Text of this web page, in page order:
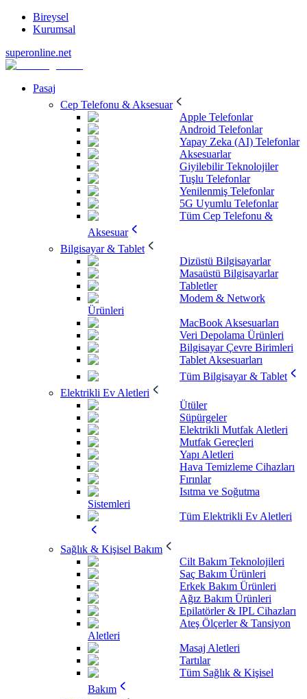
Bireysel
Kurumsal
superonline.net
Pasaj
Cep Telefonu & Aksesuar
Apple Telefonlar
Android Telefonlar
Yapay Zeka (AI) Telefonlar
Aksesuarlar
Giyilebilir Teknolojiler
Tuşlu Telefonlar
Yenilenmiş Telefonlar
5G Uyumlu Telefonlar
Tüm Cep Telefonu &
Aksesuar
Bilgisayar & Tablet
Dizüstü Bilgisayarlar
Masaüstü Bilgisayarlar
Tabletler
Modem & Network
Ürünleri
MacBook Aksesuarları
Veri Depolama Ürünleri
Bilgisayar Çevre Birimleri
Tablet Aksesuarları
Tüm Bilgisayar & Tablet
Elektrikli Ev Aletleri
Ütüler
Süpürgeler
Elektrikli Mutfak Aletleri
Mutfak Gereçleri
Yapı Aletleri
Hava Temizleme Cihazları
Fırınlar
Isıtma ve Soğutma
Sistemleri
Tüm Elektrikli Ev Aletleri
Sağlık & Kişisel Bakım
Cilt Bakım Teknolojileri
Saç Bakım Ürünleri
Erkek Bakım Ürünleri
Ağız Bakım Ürünleri
Epilatörler & IPL Cihazları
Ateş Ölçerler & Tansiyon
Aletleri
Masaj Aletleri
Tartılar
Tüm Sağlık & Kişisel
Bakım